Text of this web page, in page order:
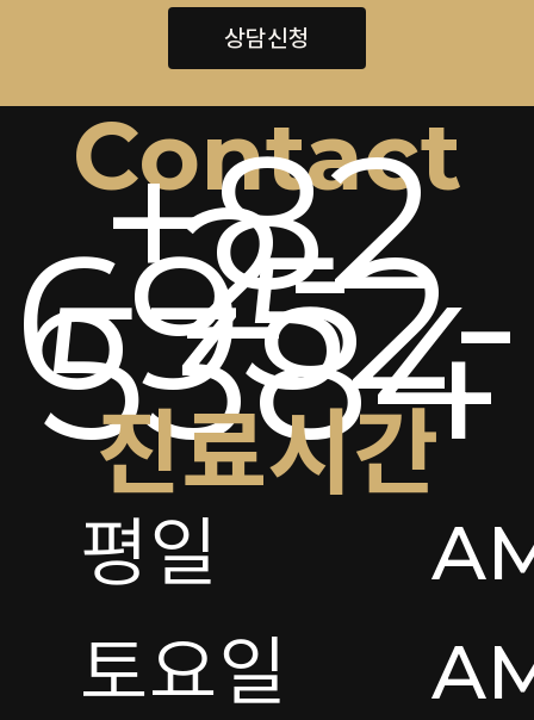
상담신청
Contact
+82
2-
6952-
5384
진료시간
평일
토요일